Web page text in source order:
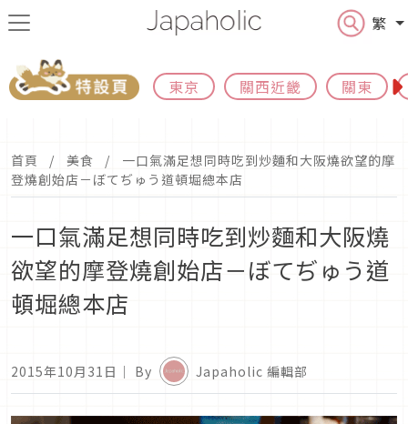
繁
東京 關西近畿 關東
首頁 美食
一口氣滿足想同時吃到炒麵和大阪燒欲望的摩
登燒創始店－ぼてぢゅう道頓堀總本店
一口氣滿足想同時吃到炒麵和大阪燒
欲望的摩登燒創始店－ぼてぢゅう道
頓堀總本店
2015年10月31日 ｜ By Japaholic 編輯部